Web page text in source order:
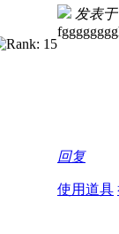
发表于
回复
使用道具